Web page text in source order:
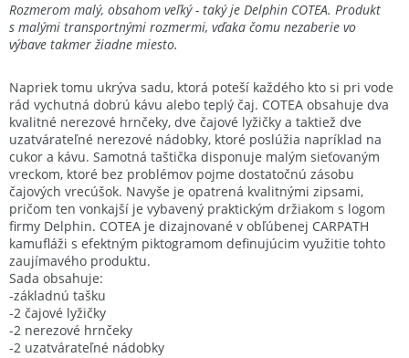
Rozmerom malý, obsahom veľký - taký je Delphin COTEA. Produkt
s malými transportnými rozmermi, vďaka čomu nezaberie vo
výbave takmer žiadne miesto.
Napriek tomu ukrýva sadu, ktorá poteší každého kto si pri vode
rád vychutná dobrú kávu alebo teplý čaj. COTEA obsahuje dva
kvalitné nerezové hrnčeky, dve čajové lyžičky a taktiež dve
uzatvárateľné nerezové nádobky, ktoré poslúžia napríklad na
cukor a kávu. Samotná taštička disponuje malým sieťovaným
vreckom, ktoré bez problémov pojme dostatočnú zásobu
čajových vrecúšok. Navyše je opatrená kvalitnými zipsami,
pričom ten vonkajší je vybavený praktickým držiakom s logom
firmy Delphin. COTEA je dizajnované v obľúbenej CARPATH
kamufláži s efektným piktogramom definujúcim využitie tohto
zaujímavého produktu.
Sada obsahuje:
-základnú tašku
-2 čajové lyžičky
-2 nerezové hrnčeky
-2 uzatvárateľné nádobky